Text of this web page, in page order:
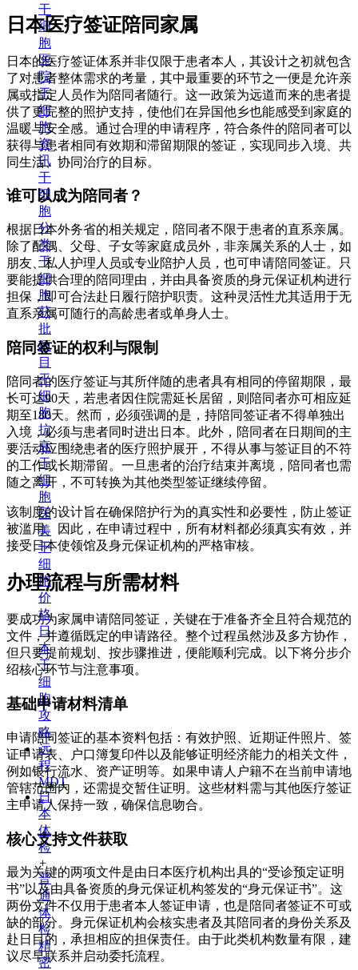
干
细
胞
医
院
干
细
胞
资
讯
干
细
胞
分
类
干
细
胞
获
批
项
目
干
细
胞
抗
衰
干
细
胞
医
美
干
细
胞
价
格
日
本
干
细
胞
攻
略
远
程
MDT
日
本
体
检
+
普
通
体
检
精
密
日本医疗签证陪同家属
日本的医疗签证体系并非仅限于患者本人，其设计之初就包含
了对患者整体需求的考量，其中最重要的环节之一便是允许亲
属或指定人员作为陪同者随行。这一政策为远道而来的患者提
供了更完整的照护支持，使他们在异国他乡也能感受到家庭的
温暖与安全感。通过合理的申请程序，符合条件的陪同者可以
获得与患者相同有效期和滞留期限的签证，实现同步入境、共
同生活、协同治疗的目标。
谁可以成为陪同者？
根据日本外务省的相关规定，陪同者不限于患者的直系亲属。
除了配偶、父母、子女等家庭成员外，非亲属关系的人士，如
朋友、私人护理人员或专业陪护人员，也可申请陪同签证。只
要能提供合理的陪同理由，并由具备资质的身元保证机构进行
担保，即可合法赴日履行陪护职责。这种灵活性尤其适用于无
直系亲属可随行的高龄患者或单身人士。
陪同签证的权利与限制
陪同者的医疗签证与其所伴随的患者具有相同的停留期限，最
长可达90天，若患者因住院需延长居留，则陪同者亦可相应延
期至180天。然而，必须强调的是，持陪同签证者不得单独出
入境，必须与患者同时进出日本。此外，陪同者在日期间的主
要活动应围绕患者的医疗照护展开，不得从事与签证目的不符
的工作或长期滞留。一旦患者的治疗结束并离境，陪同者也需
随之离开，不可转换为其他类型签证继续停留。
该制度的设计旨在确保陪护行为的真实性和必要性，防止签证
被滥用。因此，在申请过程中，所有材料都必须真实有效，并
接受日本使领馆及身元保证机构的严格审核。
办理流程与所需材料
要成功为家属申请陪同签证，关键在于准备齐全且符合规范的
文件，并遵循既定的申请路径。整个过程虽然涉及多方协作，
但只要提前规划、按步骤推进，便能顺利完成。以下将分步介
绍核心环节与注意事项。
基础申请材料清单
申请陪同签证的基本资料包括：有效护照、近期证件照片、签
证申请表、户口簿复印件以及能够证明经济能力的相关文件，
例如银行流水、资产证明等。如果申请人户籍不在当前申请地
管辖范围内，还需提交暂住证明。这些材料需与其他医疗签证
主申请人保持一致，确保信息吻合。
核心支持文件获取
最为关键的两项文件是由日本医疗机构出具的“受诊预定证明
书”以及由具备资质的身元保证机构签发的“身元保证书”。这
两份文件不仅用于患者本人签证申请，也是陪同者签证不可或
缺的部分。身元保证机构会核实患者及其陪同者的身份关系及
赴日目的，承担相应的担保责任。由于此类机构数量有限，建
议尽早联系并启动委托流程。